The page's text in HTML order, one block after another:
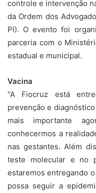
controle e intervenção
da Ordem dos
PI). O evento foi
parceria com o
estadual e municipal.
Vacina
“A Fiocruz está
prevenção e
mais importante
conhecermos a
nas gestantes. Além
teste molecular e no
estaremos entregando
possa seguir a